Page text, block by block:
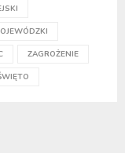
ZAGROŻENIE